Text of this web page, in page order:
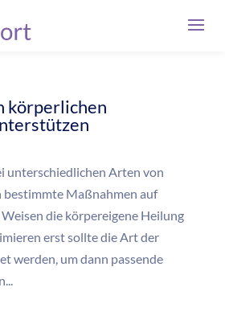
körperlichen
unterschiedlichen Arten von
bestimmte Maßnahmen auf
die körpereigene Heilung
erst sollte die Art der
werden, um dann passende